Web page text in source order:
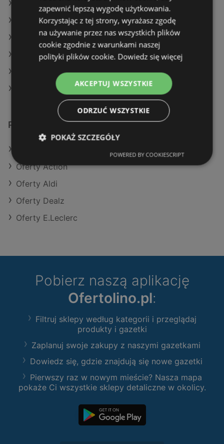
Aktualne gazetki Carrefour
Aktualne gazetki Stokrotka
Aktualne gazetki Delikatesy Centrum
Aktualne gazetki POLOmarket
Aktualne gazetki Auchan
Sklepy Żabka w Międzyzdroje
Podobne sklepy detaliczne
Oferty Action
Oferty Aldi
Oferty Dealz
Oferty E.Leclerc
Pobierz naszą aplikację
Ofertolino.pl:
Filtruj sklepy według kategorii i przeglądaj
produkty i gazetki
Zaplanuj swoje zakupy z naszymi gazetkami
Dowiedz się, gdzie znajdują się nowe gazetki
Pierwszy raz w nowym mieście? Nasza mapa
pokaże Ci wszystkie sklepy detaliczne w okolicy.
zapewnić lepszą wygodę użytkowania.
Korzystając z tej strony, wyrażasz zgodę
na używanie przez nas wszystkich plików
cookie zgodnie z warunkami naszej
polityki plików cookie. Dowiedz się więcej
AKCEPTUJ WSZYSTKIE
ODRZUĆ WSZYSTKIE
POKAŻ SZCZEGÓŁY
POWERED BY COOKIESCRIPT